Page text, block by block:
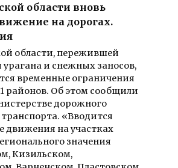
области вновь
на дорогах.
области, пережившей
урагана и снежных заносов,
временные ограничения
районов. Об этом сообщили
дорожного
«Вводится
движения на участках
значения
Кизильском,